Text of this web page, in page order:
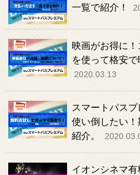
一覧で紹介！
映画がお得に
を使って格安で
2020.03.13
スマートパス
使い倒したい
紹介。
イオンシネマ